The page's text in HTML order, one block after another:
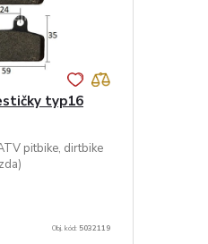
typ16
pitbike, dirtbike
Obj. kód: 5032119